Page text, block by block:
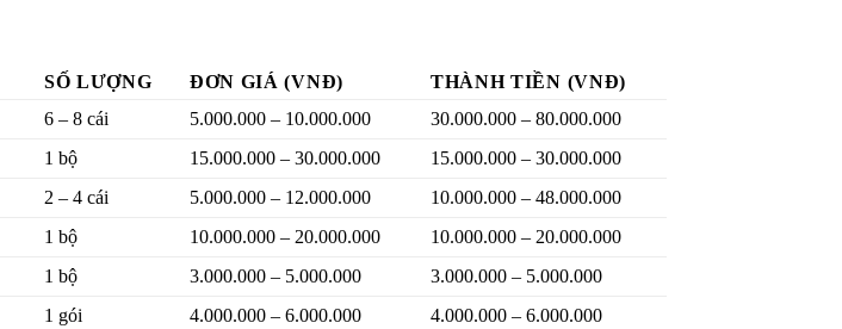
SỐ LƯỢNG ĐƠN GIÁ (VNĐ)
THÀNH TIỀN (VNĐ)
6 – 8 cái 5.000.000 – 10.000.000
30.000.000 – 80.000.000
1 bộ 15.000.000 – 30.000.000
15.000.000 – 30.000.000
2 – 4 cái 5.000.000 – 12.000.000
10.000.000 – 48.000.000
1 bộ 10.000.000 – 20.000.000
10.000.000 – 20.000.000
1 bộ 3.000.000 – 5.000.000
3.000.000 – 5.000.000
1 gói 4.000.000 – 6.000.000
4.000.000 – 6.000.000